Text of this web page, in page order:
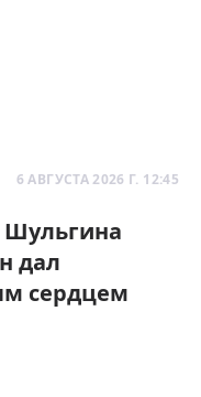
6 АВГУСТА 2026 Г. 12:45
Шульгина
дал
сердцем